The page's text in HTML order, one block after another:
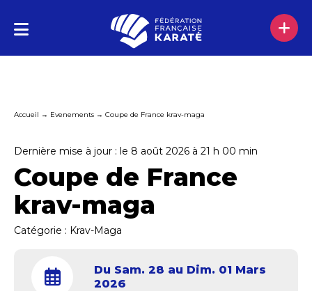
Accueil → Evenements → Coupe de France krav-maga
Dernière mise à jour : le 8 août 2026 à 21 h 00 min
Coupe de France
krav-maga
Catégorie : Krav-Maga
Du Sam. 28 au Dim. 01 Mars
2026